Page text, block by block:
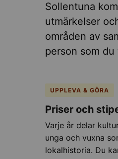
för seniorer
i Sollentuna
historia
kultur och sevärdheter
Sollentuna
utmärkelser
områden av
person som
UPPLEVA & GÖRA
Priser och
Varje år delar
unga och vuxna
lokalhistoria. Du